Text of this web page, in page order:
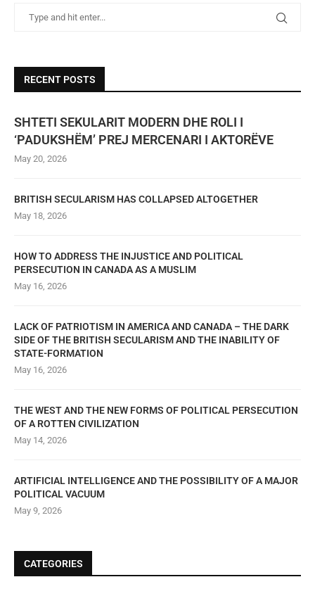
RECENT POSTS
SHTETI SEKULARIT MODERN DHE ROLI I
‘PADUKSHËM’ PREJ MERCENARI I AKTORËVE
May 20, 2026
BRITISH SECULARISM HAS COLLAPSED ALTOGETHER
May 18, 2026
HOW TO ADDRESS THE INJUSTICE AND POLITICAL
PERSECUTION IN CANADA AS A MUSLIM
May 16, 2026
LACK OF PATRIOTISM IN AMERICA AND CANADA – THE DARK
SIDE OF THE BRITISH SECULARISM AND THE INABILITY OF
STATE-FORMATION
May 16, 2026
THE WEST AND THE NEW FORMS OF POLITICAL PERSECUTION
OF A ROTTEN CIVILIZATION
May 14, 2026
ARTIFICIAL INTELLIGENCE AND THE POSSIBILITY OF A MAJOR
POLITICAL VACUUM
May 9, 2026
CATEGORIES